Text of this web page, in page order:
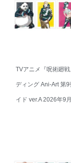
TVアニメ『呪術廻
ディング Ani-Art 第9
イド ver.A 2026年9